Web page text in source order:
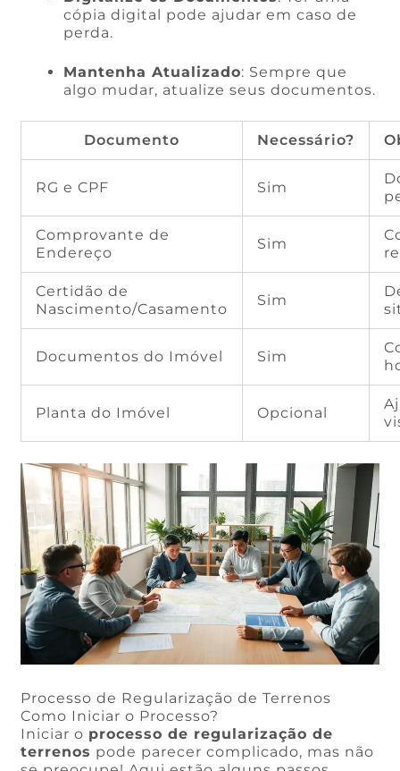
cópia digital pode ajudar em caso de
perda.
Mantenha Atualizado: Sempre que
algo mudar, atualize seus documentos.
Documento Necessário?
RG e CPF Sim
Comprovante de
Endereço
Sim
Certidão de
Nascimento/Casamento
Sim
Documentos do Imóvel Sim
Planta do Imóvel Opcional
Processo de Regularização de Terrenos
Como Iniciar o Processo?
Iniciar o processo de regularização de
terrenos pode parecer complicado, mas não